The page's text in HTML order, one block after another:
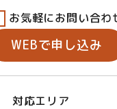
お気軽にお問い合わ
WEBで申し込み
対応エリア